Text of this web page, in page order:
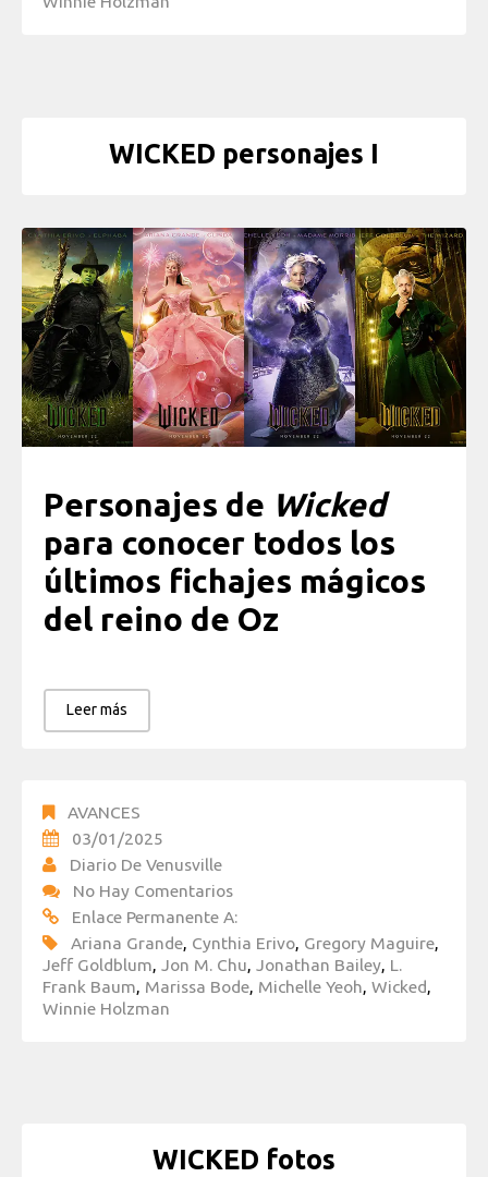
WICKED personajes I
Personajes de Wicked
para conocer todos los
últimos fichajes mágicos
del reino de Oz
Leer más
AVANCES
03/01/2025
Diario De Venusville
No Hay Comentarios
Enlace Permanente A:
Ariana Grande Cynthia Erivo Gregory Maguire
Jeff Goldblum
Jon M. Chu Jonathan Bailey L.
Frank Baum Marissa Bode Michelle Yeoh Wicked
Winnie Holzman
WICKED fotos